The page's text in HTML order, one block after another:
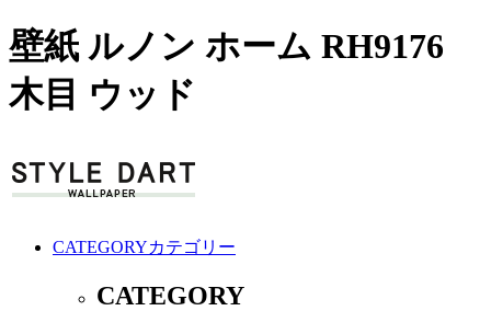
壁紙 ルノン ホーム RH9176
木目 ウッド
CATEGORYカテゴリー
CATEGORY